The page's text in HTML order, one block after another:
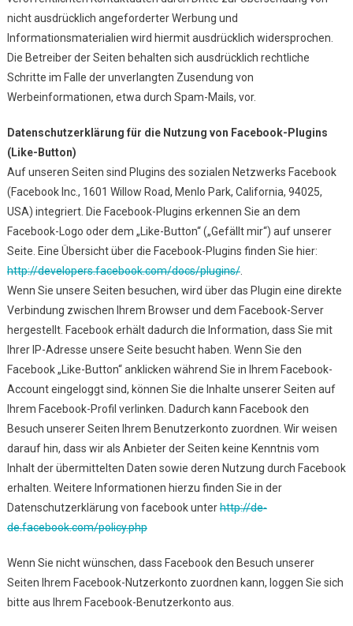
nicht ausdrücklich angeforderter Werbung und
Informationsmaterialien wird hiermit ausdrücklich widersprochen.
Die Betreiber der Seiten behalten sich ausdrücklich rechtliche
Schritte im Falle der unverlangten Zusendung von
Werbeinformationen, etwa durch Spam-Mails, vor.
Datenschutzerklärung für die Nutzung von Facebook-Plugins
(Like-Button)
Auf unseren Seiten sind Plugins des sozialen Netzwerks Facebook
(Facebook Inc., 1601 Willow Road, Menlo Park, California, 94025,
USA) integriert. Die Facebook-Plugins erkennen Sie an dem
Facebook-Logo oder dem „Like-Button“ („Gefällt mir“) auf unserer
Seite. Eine Übersicht über die Facebook-Plugins finden Sie hier:
http://developers.facebook.com/docs/plugins/.
Wenn Sie unsere Seiten besuchen, wird über das Plugin eine direkte
Verbindung zwischen Ihrem Browser und dem Facebook-Server
hergestellt. Facebook erhält dadurch die Information, dass Sie mit
Ihrer IP-Adresse unsere Seite besucht haben. Wenn Sie den
Facebook „Like-Button“ anklicken während Sie in Ihrem Facebook-
Account eingeloggt sind, können Sie die Inhalte unserer Seiten auf
Ihrem Facebook-Profil verlinken. Dadurch kann Facebook den
Besuch unserer Seiten Ihrem Benutzerkonto zuordnen. Wir weisen
darauf hin, dass wir als Anbieter der Seiten keine Kenntnis vom
Inhalt der übermittelten Daten sowie deren Nutzung durch Facebook
erhalten. Weitere Informationen hierzu finden Sie in der
Datenschutzerklärung von facebook unterhttp://de-
de.facebook.com/policy.php
Wenn Sie nicht wünschen, dass Facebook den Besuch unserer
Seiten Ihrem Facebook-Nutzerkonto zuordnen kann, loggen Sie sich
bitte aus Ihrem Facebook-Benutzerkonto aus.